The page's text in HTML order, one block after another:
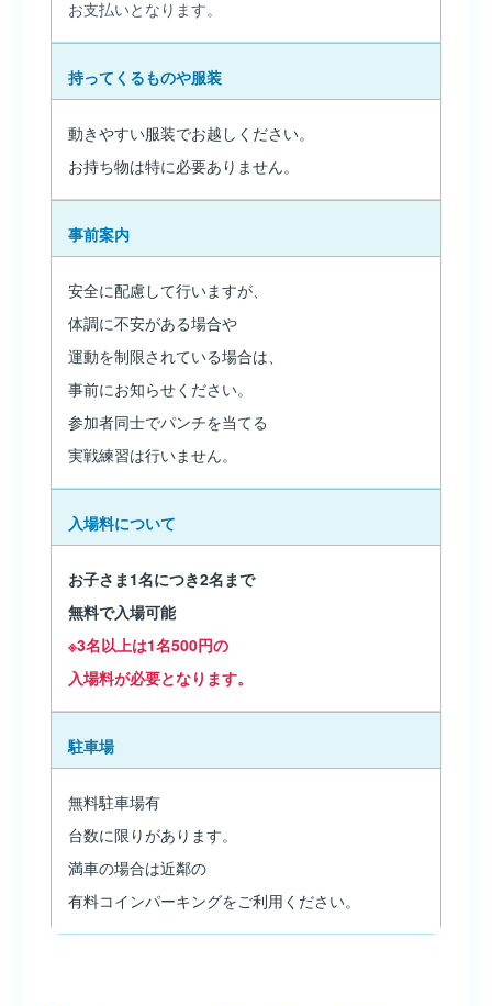
お支払いとなります。
持ってくるものや服装
動きやすい服装でお越しください。
お持ち物は特に必要ありません。
事前案内
安全に配慮して行いますが、
体調に不安がある場合や
運動を制限されている場合は、
事前にお知らせください。
参加者同士でパンチを当てる
実戦練習は行いません。
入場料について
お子さま1名につき2名まで
無料で入場可能
※3名以上は1名500円の
入場料が必要となります。
駐車場
無料駐車場有
台数に限りがあります。
満車の場合は近鄰の
有料コインパーキングをご利用ください。